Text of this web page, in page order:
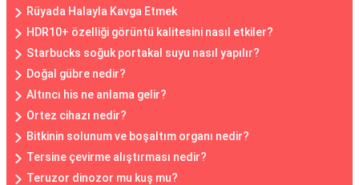
Rüyada Halayla Kavga Etmek
HDR10+ özelliği görüntü kalitesini nasıl etkiler?
Starbucks soğuk portakal suyu nasıl yapılır?
Doğal gübre nedir?
Altıncı his ne anlama gelir?
Ortez cihazı nedir?
Bitkinin solunum ve boşaltım organı nedir?
Tersine çevirme alıştırması nedir?
Teruzor dinozor mu kuş mu?